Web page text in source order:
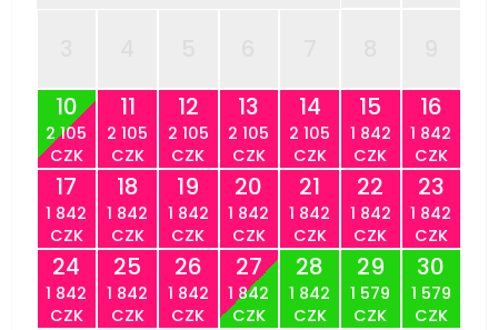
10
2 105
CZK
11
2 105
CZK
12
2 105
CZK
13
2 105
CZK
14
2 105
CZK
15
1 842
CZK
16
1 842
CZK
17
1 842
CZK
18
1 842
CZK
19
1 842
CZK
20
1 842
CZK
21
1 842
CZK
22
1 842
CZK
23
1 842
CZK
24
1 842
CZK
25
1 842
CZK
26
1 842
CZK
27
1 842
CZK
28
1 842
CZK
29
1 579
CZK
30
1 579
CZK